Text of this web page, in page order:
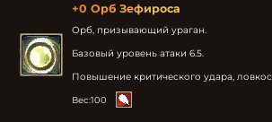
+0 Орб Зефироса
Орб, призывающий ураган.
Базовый уровень атаки 6.5.
Повышение критического удара,
Вес:100